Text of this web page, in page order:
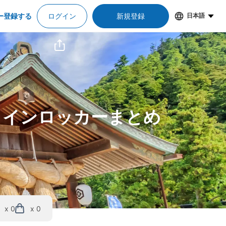
登録する ログイン 新規登録 日本語
ンロッカーまとめ
x 0 x 0